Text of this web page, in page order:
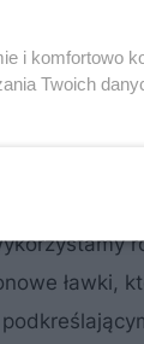
można
liniach (z
ławki,
i komfortowo
Twoich